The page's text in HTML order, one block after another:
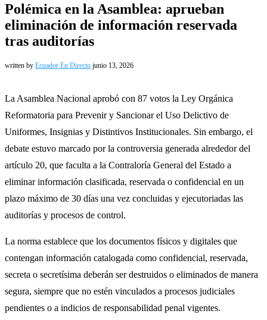
Polémica en la Asamblea: aprueban
eliminación de información reservada
tras auditorías
written by Ecuador En Directo junio 13, 2026
La Asamblea Nacional aprobó con 87 votos la Ley Orgánica
Reformatoria para Prevenir y Sancionar el Uso Delictivo de
Uniformes, Insignias y Distintivos Institucionales. Sin embargo, el
debate estuvo marcado por la controversia generada alrededor del
artículo 20, que faculta a la Contraloría General del Estado a
eliminar información clasificada, reservada o confidencial en un
plazo máximo de 30 días una vez concluidas y ejecutoriadas las
auditorías y procesos de control.
La norma establece que los documentos físicos y digitales que
contengan información catalogada como confidencial, reservada,
secreta o secretísima deberán ser destruidos o eliminados de manera
segura, siempre que no estén vinculados a procesos judiciales
pendientes o a indicios de responsabilidad penal vigentes.